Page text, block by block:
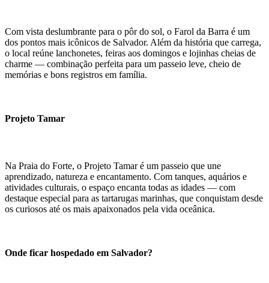
Com vista deslumbrante para o pôr do sol, o Farol da Barra é um
dos pontos mais icônicos de Salvador. Além da história que carrega,
o local reúne lanchonetes, feiras aos domingos e lojinhas cheias de
charme — combinação perfeita para um passeio leve, cheio de
memórias e bons registros em família.
Projeto Tamar
Na Praia do Forte, o Projeto Tamar é um passeio que une
aprendizado, natureza e encantamento. Com tanques, aquários e
atividades culturais, o espaço encanta todas as idades — com
destaque especial para as tartarugas marinhas, que conquistam desde
os curiosos até os mais apaixonados pela vida oceânica.
Onde ficar hospedado em Salvador?